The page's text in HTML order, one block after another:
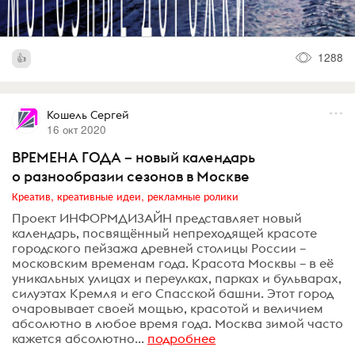
1288
Кошель Сергей
16 окт 2020
ВРЕМЕНА ГОДА – новый календарь
о разнообразии сезонов в Москве
Креатив, креативные идеи, рекламные ролики
Проект ИНФОРМДИЗАЙН представляет новый
календарь, посвящённый непреходящей красоте
городского пейзажа древней столицы России –
московским временам года. Красота Москвы – в её
уникальных улицах и переулках, парках и бульварах,
силуэтах Кремля и его Спасской башни. Этот город
очаровывает своей мощью, красотой и величием
абсолютно в любое время года. Москва зимой часто
кажется абсолютно... подробнее